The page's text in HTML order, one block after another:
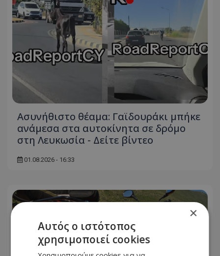
Ασυνήθιστο θέαμα: Γαϊδουράκι μπήκε
ανάμεσα στα αυτοκίνητα σε δρόμο
στη Λευκωσία - Δείτε βίντεο
01.08.2026 - 16:33
×
Αυτός ο ιστότοπος
χρησιμοποιεί cookies